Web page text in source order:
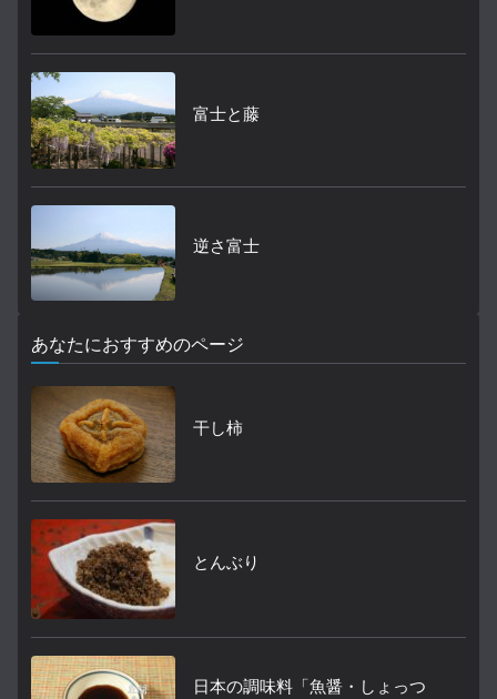
富士と藤
逆さ富士
あなたにおすすめのページ
干し柿
とんぶり
日本の調味料「魚醤・しょっつ